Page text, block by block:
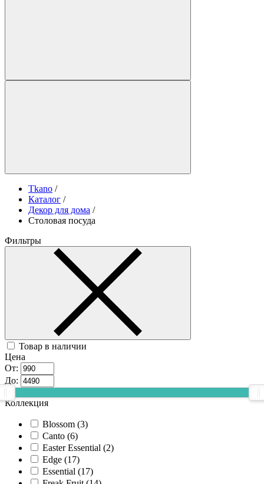
Tkano /
Каталог /
Декор для дома /
Столовая посуда
Фильтры
Товар в наличии
Цена
От:
До:
Коллекция
Blossom (3)
Canto (6)
Easter Essential (2)
Edge (17)
Essential (17)